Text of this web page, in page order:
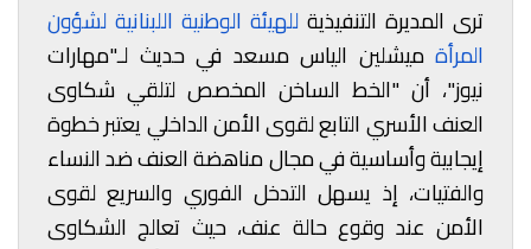
ترى المديرة التنفيذية للهيئة الوطنية اللبنانية لشؤون
المرأة ميشلين الياس مسعد في حديث لـ"مهارات
نيوز"، أن "الخط الساخن المخصص لتلقي شكاوى
العنف الأسري التابع لقوى الأمن الداخلي يعتبر خطوة
إيجابية وأساسية في مجال مناهضة العنف ضد النساء
والفتيات، إذ يسهل التدخل الفوري والسريع لقوى
الأمن عند وقوع حالة عنف، حيث تعالج الشكاوى